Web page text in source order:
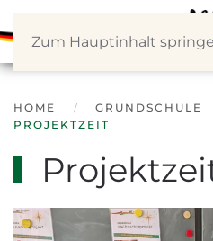
Zum Hauptinhalt
HOME GRUNDSCHULE
PROJEKTZEIT